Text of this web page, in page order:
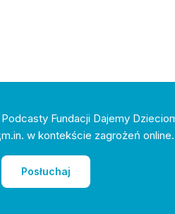
Podcasty Fundacji Dajemy
m.in. w kontekście zagrożeń online.
Posłuchaj